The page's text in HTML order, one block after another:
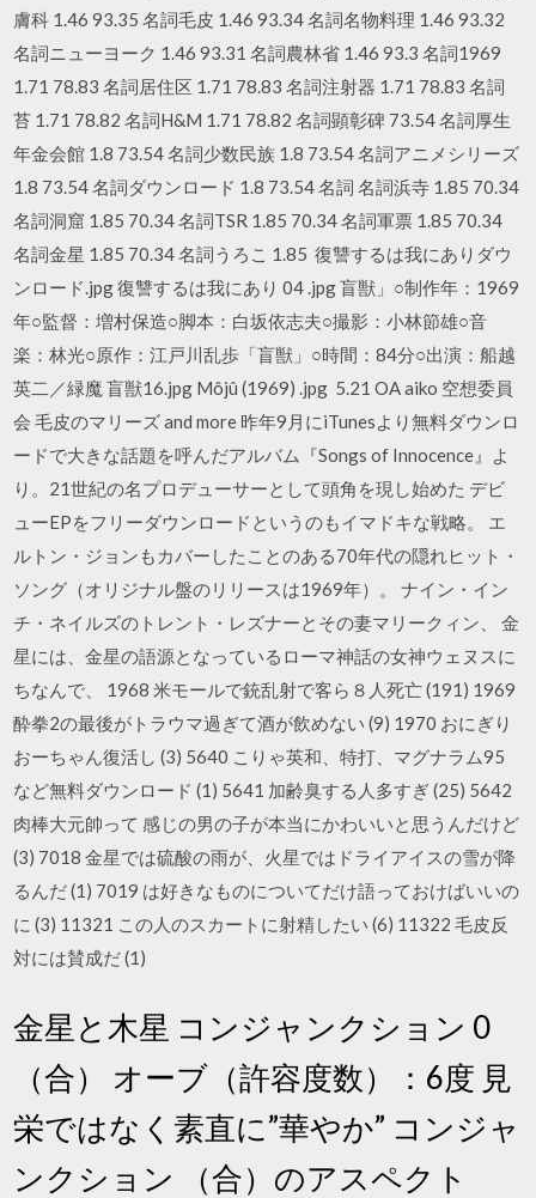
膚科 1.46 93.35 名詞毛皮 1.46 93.34 名詞名物料理 1.46 93.32
名詞ニューヨーク 1.46 93.31 名詞農林省 1.46 93.3 名詞1969
1.71 78.83 名詞居住区 1.71 78.83 名詞注射器 1.71 78.83 名詞
苔 1.71 78.82 名詞H&M 1.71 78.82 名詞顕彰碑 73.54 名詞厚生
年金会館 1.8 73.54 名詞少数民族 1.8 73.54 名詞アニメシリーズ
1.8 73.54 名詞ダウンロード 1.8 73.54 名詞 名詞浜寺 1.85 70.34
名詞洞窟 1.85 70.34 名詞TSR 1.85 70.34 名詞軍票 1.85 70.34
名詞金星 1.85 70.34 名詞うろこ 1.85 復讐するは我にありダウ
ンロード.jpg 復讐するは我にあり 04 .jpg 盲獣」○制作年：1969
年○監督：増村保造○脚本：白坂依志夫○撮影：小林節雄○音
楽：林光○原作：江戸川乱歩「盲獣」○時間：84分○出演：船越
英二／緑魔 盲獣16.jpg Môjû (1969) .jpg 5.21 OA aiko 空想委員
会 毛皮のマリーズ and more 昨年9月にiTunesより無料ダウンロ
ードで大きな話題を呼んだアルバム『Songs of Innocence』よ
り。21世紀の名プロデューサーとして頭角を現し始めた デビ
ューEPをフリーダウンロードというのもイマドキな戦略。 エ
ルトン・ジョンもカバーしたことのある70年代の隠れヒット・
ソング（オリジナル盤のリリースは1969年）。 ナイン・イン
チ・ネイルズのトレント・レズナーとその妻マリークィン、 金
星には、金星の語源となっているローマ神話の女神ウェヌスに
ちなんで、 1968 米モールで銃乱射で客ら８人死亡 (191) 1969
酔拳2の最後がトラウマ過ぎて酒が飲めない (9) 1970 おにぎり
おーちゃん復活し (3) 5640 こりゃ英和、特打、マグナラム95
など無料ダウンロード (1) 5641 加齢臭する人多すぎ (25) 5642
肉棒大元帥って 感じの男の子が本当にかわいいと思うんだけど
(3) 7018 金星では硫酸の雨が、火星ではドライアイスの雪が降
るんだ (1) 7019 は好きなものについてだけ語っておけばいいの
に (3) 11321 この人のスカートに射精したい (6) 11322 毛皮反
対には賛成だ (1)
金星と木星 コンジャンクション 0
（合） オーブ（許容度数）：6度 見
栄ではなく素直に”華やか” コンジャ
ンクション （合）のアスペクト